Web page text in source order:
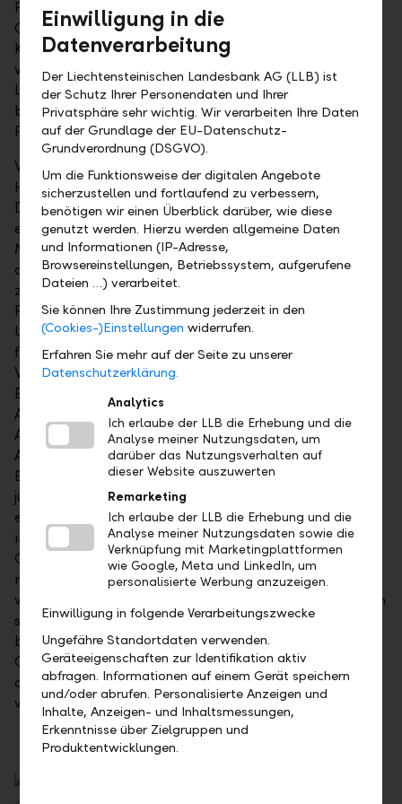
Prozent gesteigert werden. Das durchschnittliche
CET1-Ratio bewegt sich bei 16 Prozent, und das
Kreditwachstum liegt bei über 12 Prozent. Auch
waren die Unternehmen sehr kosteneffizient. 2018
lagen die operativen Kosten bei 0.7 Prozent
beziehungsweise die notleidenden Kredite bei 0.1
Prozent im Vergleich zu den Vermögenswerten.
Wegen der anhaltenden sozialen Unruhen in
Hongkong haben sich die volkswirtschaftlichen
Daten und die Kurse der Banken jedoch markant
eingetrübt. Dabei hat sich die Intensität der
Mittelabfüsse bei den Instituten noch stärker
akzentuiert. Auf Stufe erwartetes KGV notieren diese
zwar momentan mit einem Abschlag von knapp 25
Prozent zum MSCI Hong Kong. Die
Unterbewertungen sind verlockend, aufgrund
folgender Aspekte ist allerdings Vorsicht geboten:
Wegen der globalen Unsicherheiten dürften tiefere
Einlagen-Spreads die Nettozinsmarge belasten.
Auch könnten die Anlagequalität und das
Anlagewachstum beeinträchtigt werden. Aber wo in
Asien bieten sich nach wie vor gute
Einstiegschancen? Der japanische Markt ist trotz der
jüngsten Erholung mit einem EV/EBITDA von 8.1 und
einer Free-Cashflow-Rendite von über 6 Prozent
immer noch sehr attraktiv bewertet. Im laufenden
Geschäftsjahr haben japanische Unternehmen
rekordhohe Aktienrückkäufe getätigt und eine
weitere Gewinnverdichtung erzielt. Die Unternehmen
sind gering verschuldet, die Cash/Equity-Quote liegt
bei knapp 60 Prozent, und die jüngsten
Quartalszahlen sind ermutigend. Bei der Frage nach
den attraktivsten japanischen Einzeltiteln beraten
wir Sie gern.
Einwilligung in die
Datenverarbeitung
Der Liechtensteinischen Landesbank AG (LLB) ist
der Schutz Ihrer Personendaten und Ihrer
Privatsphäre sehr wichtig. Wir verarbeiten Ihre Daten
auf der Grundlage der EU-Datenschutz-
Grundverordnung (DSGVO).
Um die Funktionsweise der digitalen Angebote
sicherzustellen und fortlaufend zu verbessern,
benötigen wir einen Überblick darüber, wie diese
genutzt werden. Hierzu werden allgemeine Daten
und Informationen (IP-Adresse,
Browsereinstellungen, Betriebssystem, aufgerufene
Dateien …) verarbeitet.
Sie können Ihre Zustimmung jederzeit in den
(Cookies-)Einstellungen widerrufen.
Erfahren Sie mehr auf der Seite zu unserer
Datenschutzerklärung.
Analytics
Ich erlaube der LLB die Erhebung und die
Analyse meiner Nutzungsdaten, um
darüber das Nutzungsverhalten auf
dieser Website auszuwerten
Remarketing
Ich erlaube der LLB die Erhebung und die
Analyse meiner Nutzungsdaten sowie die
Verknüpfung mit Marketingplattformen
wie Google, Meta und LinkedIn, um
personalisierte Werbung anzuzeigen.
Einwilligung in folgende Verarbeitungszwecke
Ungefähre Standortdaten verwenden.
Geräteeigenschaften zur Identifikation aktiv
abfragen. Informationen auf einem Gerät speichern
und/oder abrufen. Personalisierte Anzeigen und
Inhalte, Anzeigen- und Inhaltsmessungen,
Erkenntnisse über Zielgruppen und
Produktentwicklungen.